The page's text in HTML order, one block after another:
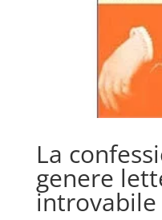
La
genere
introvabile